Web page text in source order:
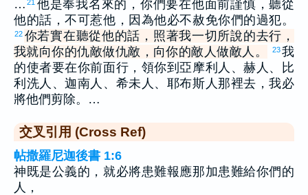
… 21 他是奉我名來的，你們要在他面前謹慎，聽從
他的話，不可惹他，因為他必不赦免你們的過犯。
22 你若實在聽從他的話，照著我一切所說的去行，
我就向你的仇敵做仇敵，向你的敵人做敵人。
23 我
的使者要在你前面行，領你到亞摩利人、赫人、比
利洗人、迦南人、希未人、耶布斯人那裡去，我必
將他們剪除。…
交叉引用 (Cross Ref)
帖撒羅尼迦後書 1:6
神既是公義的，就必將患難報應那加患難給你們的
人，